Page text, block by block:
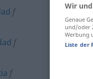
f
f
f
Wir
Genaue
und/oder
Werbung
Liste der